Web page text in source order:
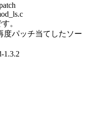
。
度パッチ当てしたソー
1.3.2